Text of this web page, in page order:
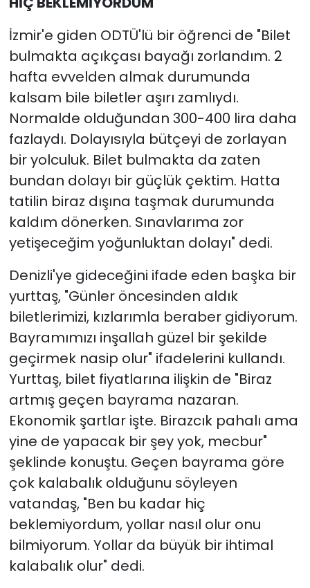
İzmir'e giden ODTÜ'lü bir öğrenci de "Bilet
bulmakta açıkçası bayağı zorlandım. 2
hafta evvelden almak durumunda
kalsam bile biletler aşırı zamlıydı.
Normalde olduğundan 300-400 lira daha
fazlaydı. Dolayısıyla bütçeyi de zorlayan
bir yolculuk. Bilet bulmakta da zaten
bundan dolayı bir güçlük çektim. Hatta
tatilin biraz dışına taşmak durumunda
kaldım dönerken. Sınavlarıma zor
yetişeceğim yoğunluktan dolayı" dedi.
Denizli'ye gideceğini ifade eden başka bir
yurttaş, "Günler öncesinden aldık
biletlerimizi, kızlarımla beraber gidiyorum.
Bayramımızı inşallah güzel bir şekilde
geçirmek nasip olur" ifadelerini kullandı.
Yurttaş, bilet fiyatlarına ilişkin de "Biraz
artmış geçen bayrama nazaran.
Ekonomik şartlar işte. Birazcık pahalı ama
yine de yapacak bir şey yok, mecbur"
şeklinde konuştu. Geçen bayrama göre
çok kalabalık olduğunu söyleyen
vatandaş, "Ben bu kadar hiç
beklemiyordum, yollar nasıl olur onu
bilmiyorum. Yollar da büyük bir ihtimal
kalabalık olur" dedi.